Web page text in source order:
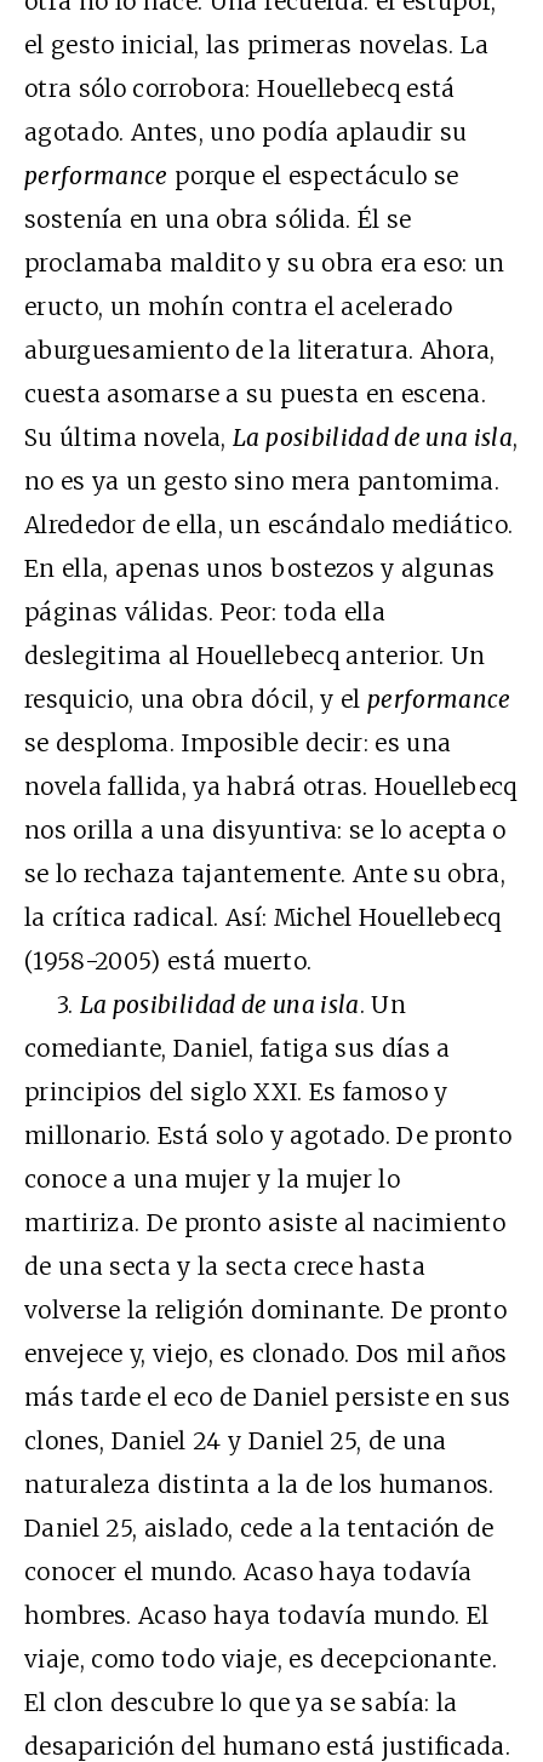
el gesto inicial, las primeras novelas. La
otra sólo corrobora: Houellebecq está
agotado. Antes, uno podía aplaudir su
performance porque el espectáculo se
sostenía en una obra sólida. Él se
proclamaba maldito y su obra era eso: un
eructo, un mohín contra el acelerado
aburguesamiento de la literatura. Ahora,
cuesta asomarse a su puesta en escena.
Su última novela, La posibilidad de una isla,
no es ya un gesto sino mera pantomima.
Alrededor de ella, un escándalo mediático.
En ella, apenas unos bostezos y algunas
páginas válidas. Peor: toda ella
deslegitima al Houellebecq anterior. Un
resquicio, una obra dócil, y el performance
se desploma. Imposible decir: es una
novela fallida, ya habrá otras. Houellebecq
nos orilla a una disyuntiva: se lo acepta o
se lo rechaza tajantemente. Ante su obra,
la crítica radical. Así: Michel Houellebecq
(1958-2005) está muerto.
3. La posibilidad de una isla. Un
comediante, Daniel, fatiga sus días a
principios del siglo XXI. Es famoso y
millonario. Está solo y agotado. De pronto
conoce a una mujer y la mujer lo
martiriza. De pronto asiste al nacimiento
de una secta y la secta crece hasta
volverse la religión dominante. De pronto
envejece y, viejo, es clonado. Dos mil años
más tarde el eco de Daniel persiste en sus
clones, Daniel 24 y Daniel 25, de una
naturaleza distinta a la de los humanos.
Daniel 25, aislado, cede a la tentación de
conocer el mundo. Acaso haya todavía
hombres. Acaso haya todavía mundo. El
viaje, como todo viaje, es decepcionante.
El clon descubre lo que ya se sabía: la
desaparición del humano está justificada.